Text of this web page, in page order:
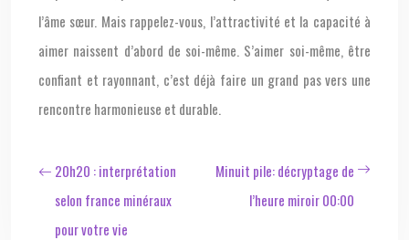
l’âme sœur. Mais rappelez-vous, l’attractivité et la capacité à
aimer naissent d’abord de soi-même. S’aimer soi-même, être
confiant et rayonnant, c’est déjà faire un grand pas vers une
rencontre harmonieuse et durable.
20h20 : interprétation
selon france minéraux
pour votre vie
Minuit pile: décryptage de
l’heure miroir 00:00